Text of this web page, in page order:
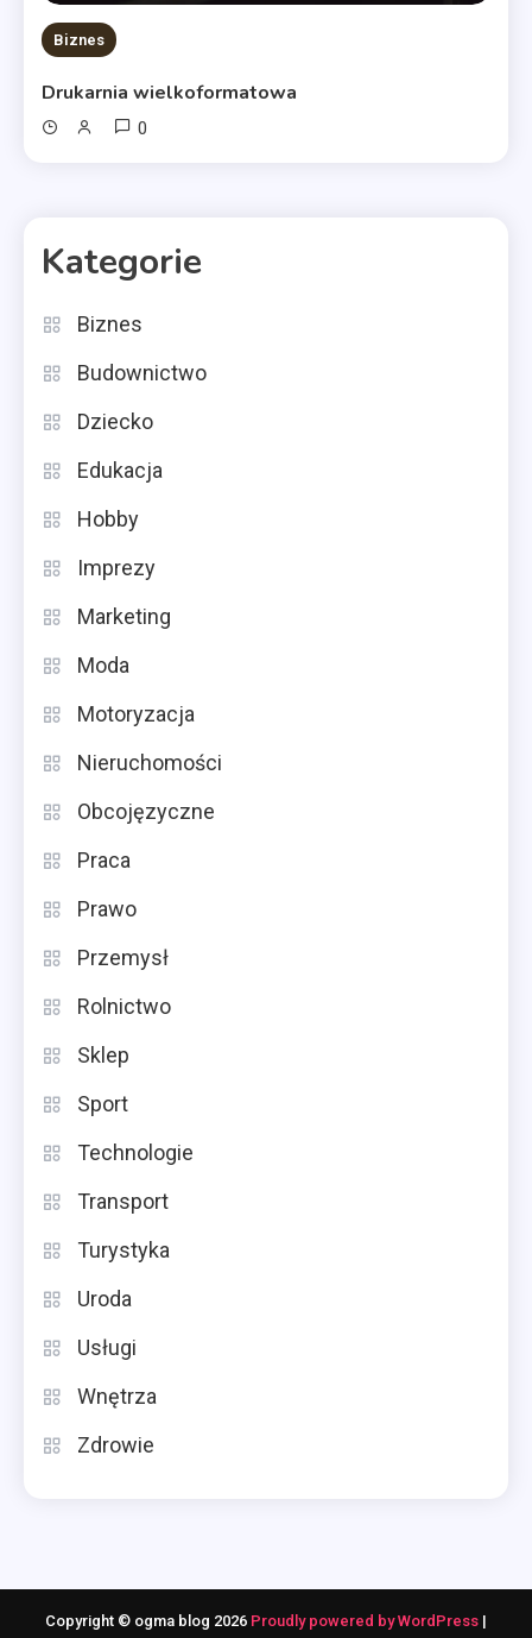
Biznes
Drukarnia wielkoformatowa
0
Kategorie
Biznes
Budownictwo
Dziecko
Edukacja
Hobby
Imprezy
Marketing
Moda
Motoryzacja
Nieruchomości
Obcojęzyczne
Praca
Prawo
Przemysł
Rolnictwo
Sklep
Sport
Technologie
Transport
Turystyka
Uroda
Usługi
Wnętrza
Zdrowie
Copyright © ogma blog 2026 Proudly powered by WordPress |